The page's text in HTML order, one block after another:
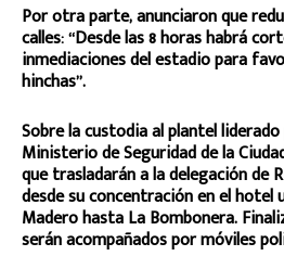
Por otra parte, anunciaron que
calles: “Desde las 8 horas habrá
inmediaciones del estadio para
hinchas”.
Sobre la custodia al plantel
Ministerio de Seguridad de la
que trasladarán a la delegación de
desde su concentración en el hotel
Madero hasta La Bombonera.
serán acompañados por móviles